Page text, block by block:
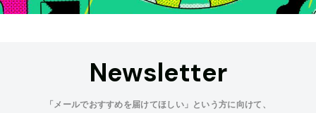
Newsletter
「メールでおすすめを届けてほしい」という方に向けて、